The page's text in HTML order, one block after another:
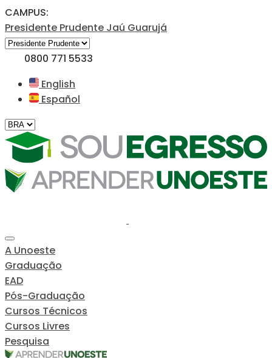
CAMPUS:
Presidente Prudente Jaú Guarujá
0800 771 5533
English
Español
A Unoeste
Graduação
EAD
Pós-Graduação
Cursos Técnicos
Cursos Livres
Pesquisa